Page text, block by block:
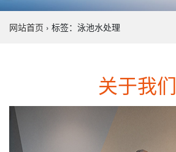
网站首页 › 标签：泳池水处理
关于我们